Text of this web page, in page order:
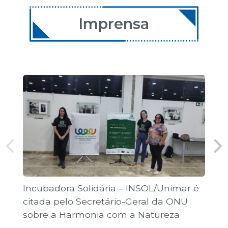
12 de dezembro de 2026
Imprensa
Incubadora Solidária – INSOL/Unimar é
citada pelo Secretário-Geral da ONU
sobre a Harmonia com a Natureza